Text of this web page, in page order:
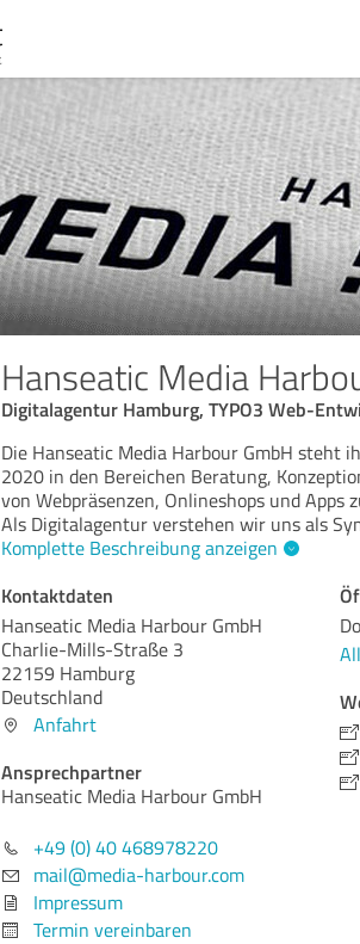
Hanseatic Media
Digitalagentur Hamburg, TYPO3 Web-
Die Hanseatic Media Harbour GmbH steht
2020 in den Bereichen Beratung,
von Webpräsenzen, Onlineshops und Apps
Als Digitalagentur verstehen wir uns als
Komplette Beschreibung anzeigen
Kontaktdaten
Hanseatic Media Harbour GmbH
Charlie-Mills-Straße 3
22159 Hamburg
Deutschland
Anfahrt
Ansprechpartner
Hanseatic Media Harbour GmbH
+49 (0) 40 468978220
mail@media-harbour.com
Impressum
Termin vereinbaren